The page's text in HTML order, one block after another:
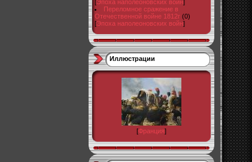
[Эпоха наполеоновских войн]
Переломное сражение в
Отечественной войне 1812г (0)
[Эпоха наполеоновских войн]
Иллюстрации
[Франция]